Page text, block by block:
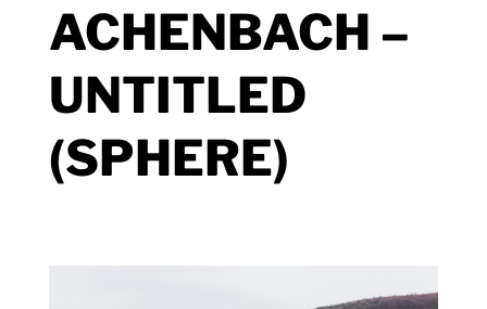
ACHENBACH –
UNTITLED
(SPHERE)